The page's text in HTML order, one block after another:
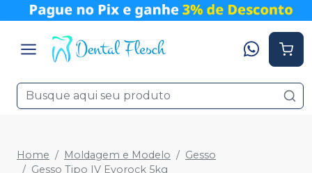
Home Moldagem e Modelo
Gesso
Gesso Tipo IV Evorock 5kg